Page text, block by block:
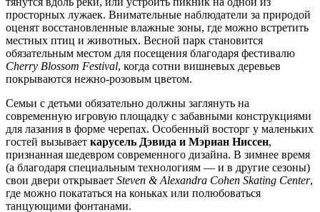
просторных лужаек. Внимательные наблюдатели за природой
оценят восстановленные влажные зоны, где можно встретить
местных птиц и животных. Весной парк становится
обязательным местом для посещения благодаря фестивалю
Cherry Blossom Festival, когда сотни вишневых деревьев
покрываются нежно-розовым цветом.
Семьи с детьми обязательно должны заглянуть на
современную игровую площадку с забавными конструкциями
для лазания в форме черепах. Особенный восторг у маленьких
гостей вызывает карусель Дэвида и Мэриан Ниссен,
признанная шедевром современного дизайна. В зимнее время
(а благодаря специальным технологиям — и в другие сезоны)
свои двери открывает Steven & Alexandra Cohen Skating Center,
где можно покататься на коньках или полюбоваться
танцующими фонтанами.